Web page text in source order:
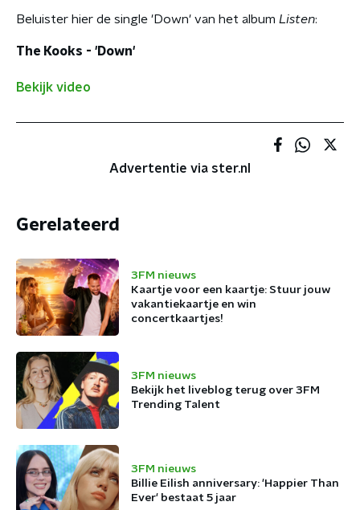
Beluister hier de single 'Down' van het album Listen:
The Kooks - 'Down'
Bekijk video
Advertentie via ster.nl
Gerelateerd
3FM nieuws
Kaartje voor een kaartje: Stuur jouw
vakantiekaartje en win
concertkaartjes!
3FM nieuws
Bekijk het liveblog terug over 3FM
Trending Talent
3FM nieuws
Billie Eilish anniversary: 'Happier Than
Ever' bestaat 5 jaar